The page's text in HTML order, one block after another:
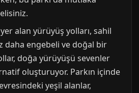
alan yürüyüş yolları, sahil
daha engebeli ve doğal bir
doğa yürüyüşü sevenler
oluşturuyor. Parkın içinde
yeşil alanlar,